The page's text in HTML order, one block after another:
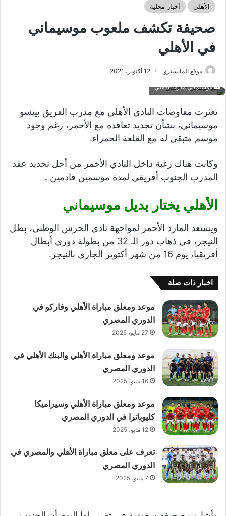
الأهلي أخبار محلية
صحيفة تكشف ملعوب موسيماني
في الأهلي
موقع المايسترو 12 أكتوبر، 2021
موسيماني مدرب الأهلي
تعثرت مفاوضات النادي الأهلي مع مدرب الفريق بيتسو
موسيماني، بشأن تجديد تعاقده مع الأحمر، رغم وجود
موسم متبقي له مع القلعة الحمراء.
وكانت هناك رغبة داخل النادي الأخمر من أجل تجديد عقد
المدرب الجنوب أفريقي لمدة موسمين قادمين .
الأهلي يختار بديل موسيماني
ويستعد المارد الأحمر لمواجهة نادي الحرس الوطني، بطل
النيجر، في ذهاب دور الـ 32 من بطولة دوري أبطال
أفريقيا، يوم 16 من شهر أكتوير الجاري بالنيجر.
اخبار ذات صلة
موعد ومعلق مباراة الأهلي وفاركو في
الدوري المصري
27 مايو، 2025
موعد ومعلق مباراة الأهلي والبنك الأهلي في
الدوري المصري
16 مايو، 2025
موعد ومعلق مباراة الأهلي وسيراميكا
كليوباترا في الدوري المصري
12 مايو، 2025
تعرف على معلق مباراة الأهلي والمصري في
الدوري المصري
7 مايو، 2025